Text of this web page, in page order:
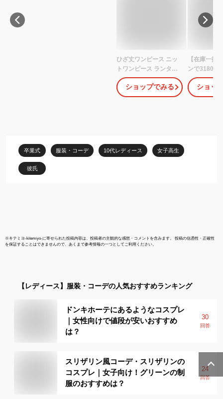
ひざ丈ワンピース ニッ
トワンピース ランタン
スリーブ 長袖 オフィス
カジュアル きれいめ
【大きいサイズ レディ
ショップでみる
【在庫一掃
ンで3180円
好評】ワン
ィース 秋冬
ピース 長袖
ショッ
卒業式 服装・コーデ 10代レディース 女子高生
彼氏
※キテミヨ-kitemiyo-に寄せられた投稿内容は、投稿者の主観的な感想・コメントを含みます。 投稿の信憑性・正確性
を保証することはできませんので、あくまで参考情報の一つとしてご利用ください。
【レディース】 服装・コーデの人気おすすめランキング
ドンキホーテにあるようなコスプレ
｜女性向けで値段が安いおすすめ
は？
30
回答
スリザリン風コーデ・スリザリンの
コスプレ｜女子向け！グリーンの制
服のおすすめは？
24
回答